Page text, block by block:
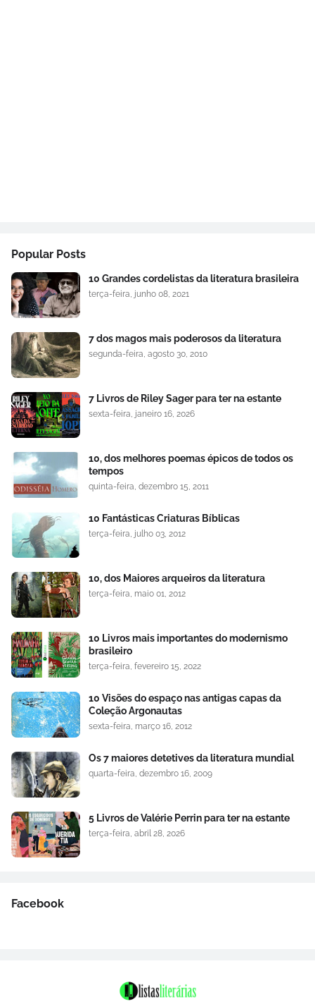
Popular Posts
10 Grandes cordelistas da literatura brasileira
terça-feira, junho 08, 2021
7 dos magos mais poderosos da literatura
segunda-feira, agosto 30, 2010
7 Livros de Riley Sager para ter na estante
sexta-feira, janeiro 16, 2026
10, dos melhores poemas épicos de todos os
tempos
quinta-feira, dezembro 15, 2011
10 Fantásticas Criaturas Bíblicas
terça-feira, julho 03, 2012
10, dos Maiores arqueiros da literatura
terça-feira, maio 01, 2012
10 Livros mais importantes do modernismo
brasileiro
terça-feira, fevereiro 15, 2022
10 Visões do espaço nas antigas capas da
Coleção Argonautas
sexta-feira, março 16, 2012
Os 7 maiores detetives da literatura mundial
quarta-feira, dezembro 16, 2009
5 Livros de Valérie Perrin para ter na estante
terça-feira, abril 28, 2026
Facebook